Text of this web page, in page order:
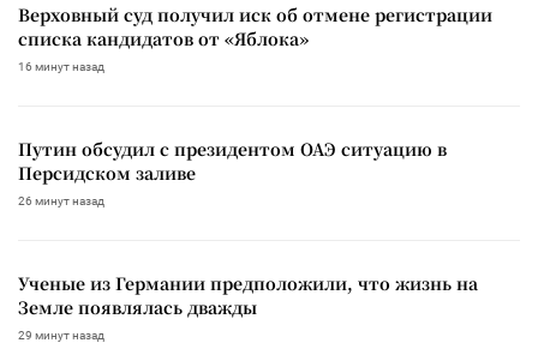
Верховный суд получил иск об отмене регистрации
списка кандидатов от «Яблока»
16 минут назад
Путин обсудил с президентом ОАЭ ситуацию в
Персидском заливе
26 минут назад
Ученые из Германии предположили, что жизнь на
Земле появлялась дважды
29 минут назад